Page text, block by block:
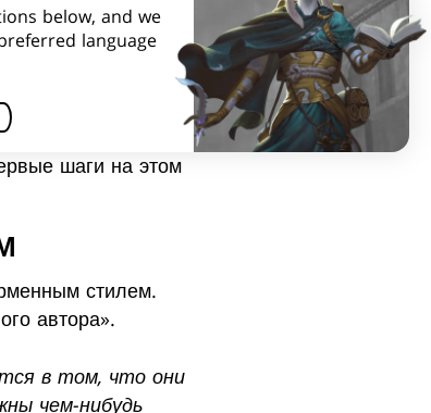
для Magic: the
вещи, которые
игры.
благородно
шаги на этом
стилем.
автора».
в том, что они
чем-нибудь
below, and we
language